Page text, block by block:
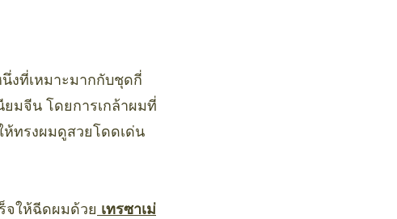
นึ่งที่เหมาะมากกับชุดกี่
มจีน โดยการเกล้าผมที่
ห้ทรงผมดูสวยโดดเด่น
จให้ฉีดผมด้วย เทรซาเม่